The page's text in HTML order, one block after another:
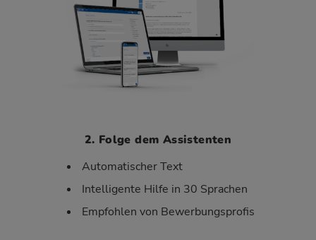
2. Folge dem Assistenten
Automatischer Text
Intelligente Hilfe in 30 Sprachen
Empfohlen von Bewerbungsprofis